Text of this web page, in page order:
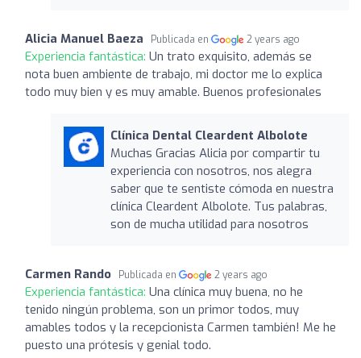
Alicia Manuel Baeza Publicada en 2 years ago
Experiencia fantástica: Un trato exquisito, además se
nota buen ambiente de trabajo, mi doctor me lo explica
todo muy bien y es muy amable. Buenos profesionales
Clínica Dental Cleardent Albolote
Muchas Gracias Alicia por compartir tu
experiencia con nosotros, nos alegra
saber que te sentiste cómoda en nuestra
clínica Cleardent Albolote. Tus palabras,
son de mucha utilidad para nosotros
Carmen Rando Publicada en 2 years ago
Experiencia fantástica: Una clínica muy buena, no he
tenido ningún problema, son un primor todos, muy
amables todos y la recepcionista Carmen también! Me he
puesto una prótesis y genial todo.